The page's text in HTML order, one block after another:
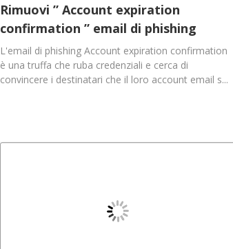
Rimuovi ” Account expiration
confirmation ” email di phishing
L'email di phishing Account expiration confirmation
è una truffa che ruba credenziali e cerca di
convincere i destinatari che il loro account email s...